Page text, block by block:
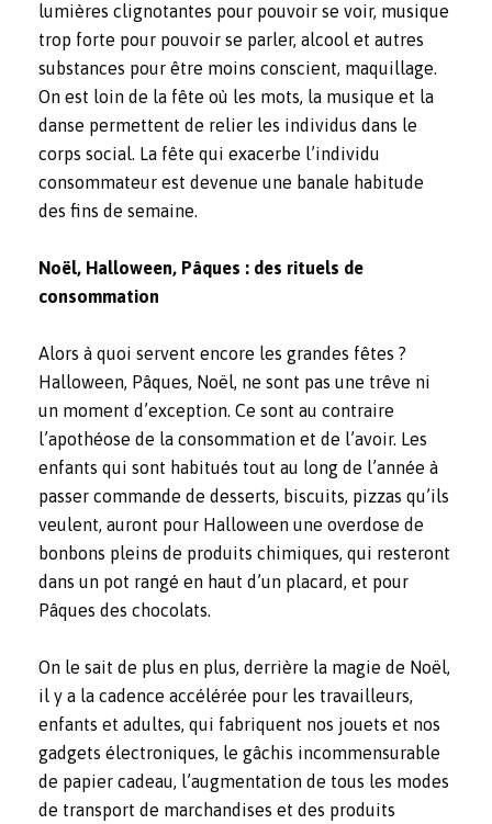
lumières clignotantes pour pouvoir se voir, musique
trop forte pour pouvoir se parler, alcool et autres
substances pour être moins conscient, maquillage.
On est loin de la fête où les mots, la musique et la
danse permettent de relier les individus dans le
corps social. La fête qui exacerbe l’individu
consommateur est devenue une banale habitude
des fins de semaine.
Noël, Halloween, Pâques : des rituels de
consommation
Alors à quoi servent encore les grandes fêtes ?
Halloween, Pâques, Noël, ne sont pas une trêve ni
un moment d’exception. Ce sont au contraire
l’apothéose de la consommation et de l’avoir. Les
enfants qui sont habitués tout au long de l’année à
passer commande de desserts, biscuits, pizzas qu’ils
veulent, auront pour Halloween une overdose de
bonbons pleins de produits chimiques, qui resteront
dans un pot rangé en haut d’un placard, et pour
Pâques des chocolats.
On le sait de plus en plus, derrière la magie de Noël,
il y a la cadence accélérée pour les travailleurs,
enfants et adultes, qui fabriquent nos jouets et nos
gadgets électroniques, le gâchis incommensurable
de papier cadeau, l’augmentation de tous les modes
de transport de marchandises et des produits